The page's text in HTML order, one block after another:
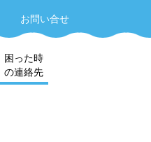
お問い合せ
困った時
の連絡先